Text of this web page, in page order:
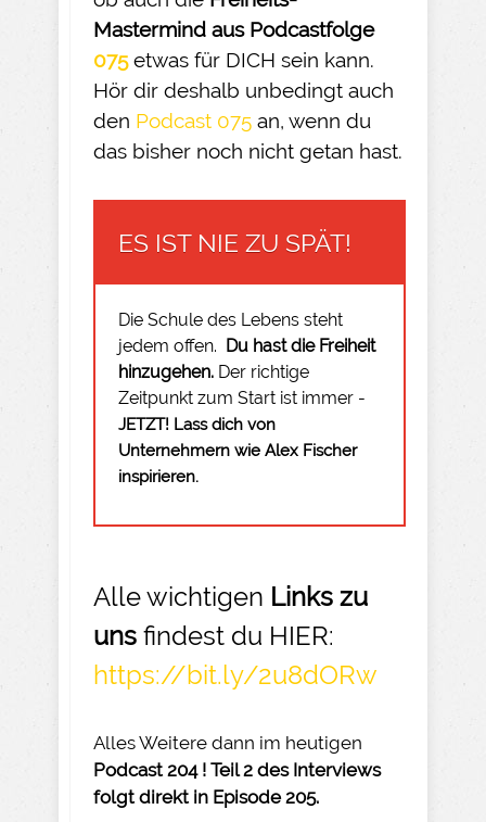
Mastermind aus Podcastfolge
075etwas für DICH sein kann.
Hör dir deshalb unbedingt auch
den Podcast 075 an, wenn du
das bisher noch nicht getan hast.
ES IST NIE ZU SPÄT!
Die Schule des Lebens steht
jedem offen. Du hast die Freiheit
hinzugehen. Der richtige
Zeitpunkt zum Start ist immer -
JETZT! Lass dich von
Unternehmern wie Alex Fischer
inspirieren.
Alle wichtigen Links zu
uns findest du HIER:
https://bit.ly/2u8dORw
Alles Weitere dann im heutigen
Podcast 204 ! Teil 2 des Interviews
folgt direkt in Episode 205.